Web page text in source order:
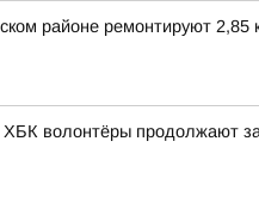
районе ремонтируют 2,85
ХБК волонтёры продолжают